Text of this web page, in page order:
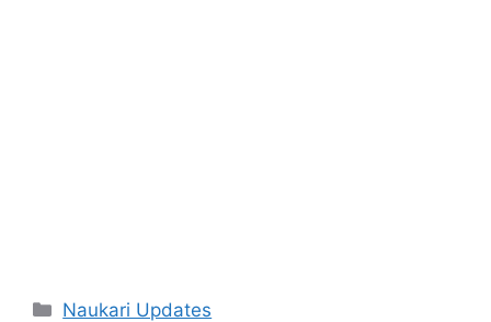
Categories
Naukari Updates